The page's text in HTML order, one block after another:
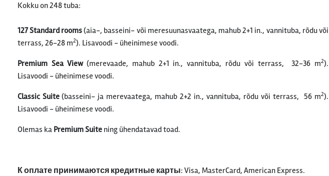
Kokku on 248 tuba:
127 Standard rooms(aia-, basseini- või meresuunasvaatega, mahub 2+1 in., vannituba, rõdu või
terrass, 26-28 m2). Lisavoodi - üheinimese voodi.
Premium Sea View (merevaade, mahub 2+1 in., vannituba, rõdu või terrass, 32-36 m2).
Lisavoodi - üheinimese voodi.
Classic Suite (basseini- ja merevaatega, mahub 2+2 in., vannituba, rõdu või terrass, 56 m2).
Lisavoodi - üheinimese voodi.
Olemas ka Premium Suite ning ühendatavad toad.
К оплате принимаются кредитные карты: Visa, MasterCard, American Express.